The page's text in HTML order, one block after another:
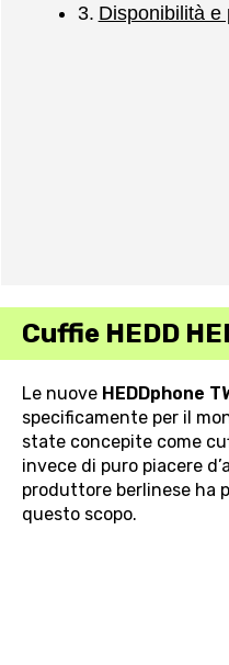
Disponibilità e
Cuffie HEDD
Le nuove HEDDphone
specificamente per il
state concepite come
invece di puro piacere
produttore berlinese ha
questo scopo.